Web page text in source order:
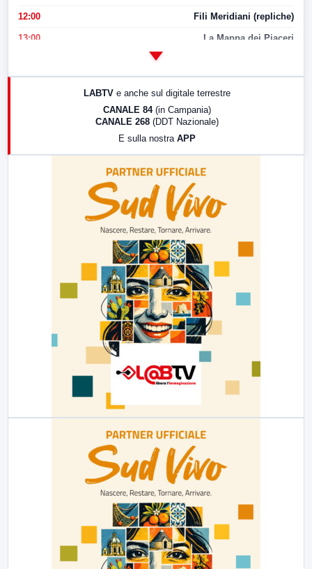
12:00 Fili Meridiani (repliche)
13:00 La Mappa dei Piaceri
LABTV e anche sul digitale terrestre
CANALE 84 (in Campania)
CANALE 268 (DDT Nazionale)
E sulla nostra APP